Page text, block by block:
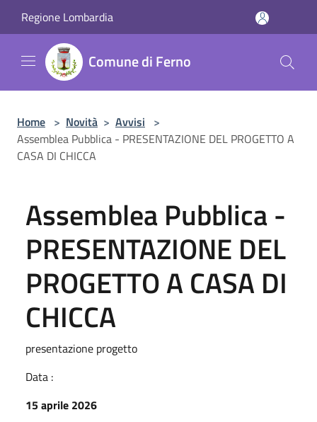
Regione Lombardia
Comune di Ferno
Home > Novità > Avvisi >
Assemblea Pubblica - PRESENTAZIONE DEL PROGETTO A
CASA DI CHICCA
Assemblea Pubblica -
PRESENTAZIONE DEL
PROGETTO A CASA DI
CHICCA
presentazione progetto
Data :
15 aprile 2026